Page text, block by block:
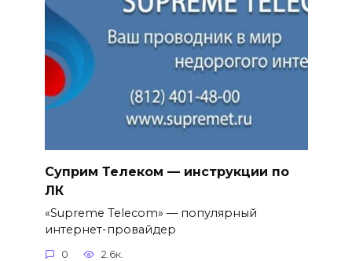
Суприм Телеком — инструкции по
ЛК
«Supreme Telecom» — популярный
интернет-провайдер
0 2.6к.